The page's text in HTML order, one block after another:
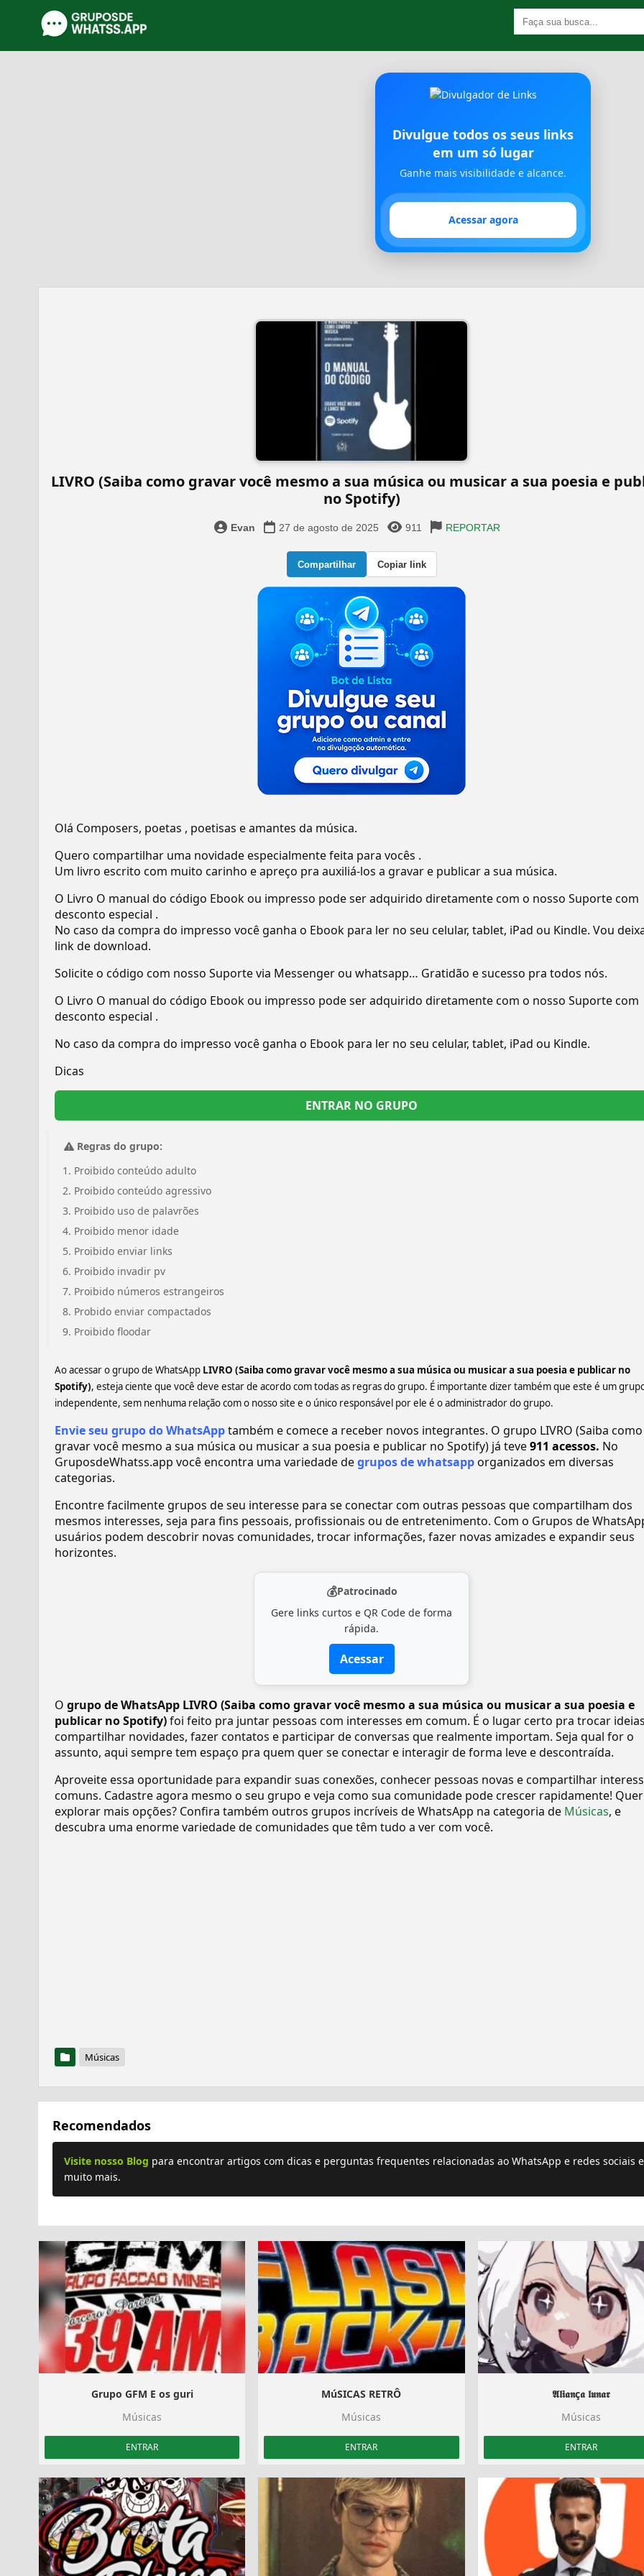
Divulgue todos os seus links
em um só lugar
Ganhe mais visibilidade e alcance.
Acessar agora
LIVRO (Saiba como gravar você mesmo a sua música ou musicar a sua poesia e
no Spotify)
Evan 27 de agosto de 2025 911 REPORTAR
Compartilhar Copiar link
Olá Composers, poetas , poetisas e amantes da música.
Quero compartilhar uma novidade especialmente feita para vocês .
Um livro escrito com muito carinho e apreço pra auxiliá-los a gravar e publicar a sua música.
O Livro O manual do código Ebook ou impresso pode ser adquirido diretamente com o nosso Suporte com
desconto especial .
No caso da compra do impresso você ganha o Ebook para ler no seu celular, tablet, iPad ou Kindle. Vou
link de download.
Solicite o código com nosso Suporte via Messenger ou whatsapp… Gratidão e sucesso pra todos nós.
O Livro O manual do código Ebook ou impresso pode ser adquirido diretamente com o nosso Suporte com
desconto especial .
No caso da compra do impresso você ganha o Ebook para ler no seu celular, tablet, iPad ou Kindle.
Dicas
ENTRAR NO GRUPO
Regras do grupo:
Proibido conteúdo adulto
Proibido conteúdo agressivo
Proibido uso de palavrões
Proibido menor idade
Proibido enviar links
Proibido invadir pv
Proibido números estrangeiros
Probido enviar compactados
Proibido floodar
Ao acessar o grupo de WhatsApp LIVRO (Saiba como gravar você mesmo a sua música ou musicar a sua poesia e publicar no
Spotify), esteja ciente que você deve estar de acordo com todas as regras do grupo. É importante dizer também que este é um
independente, sem nenhuma relação com o nosso site e o único responsável por ele é o administrador do grupo.
Envie seu grupo do WhatsApptambém e comece a receber novos integrantes. O grupo LIVRO (Saiba como
gravar você mesmo a sua música ou musicar a sua poesia e publicar no Spotify) já teve911 acessos. No
GruposdeWhatss.app você encontra uma variedade degrupos de whatsapporganizados em diversas
categorias.
Encontre facilmente grupos de seu interesse para se conectar com outras pessoas que compartilham dos
mesmos interesses, seja para fins pessoais, profissionais ou de entretenimento. Com o Grupos de
usuários podem descobrir novas comunidades, trocar informações, fazer novas amizades e expandir seus
horizontes.
💰Patrocinado
Gere links curtos e QR Code de forma
rápida.
Acessar
O grupo de WhatsApp LIVRO (Saiba como gravar você mesmo a sua música ou musicar a sua poesia e
publicar no Spotify)foi feito pra juntar pessoas com interesses em comum. É o lugar certo pra trocar
compartilhar novidades, fazer contatos e participar de conversas que realmente importam. Seja qual for o
assunto, aqui sempre tem espaço pra quem quer se conectar e interagir de forma leve e descontraída.
Aproveite essa oportunidade para expandir suas conexões, conhecer pessoas novas e compartilhar
comuns. Cadastre agora mesmo o seu grupo e veja como sua comunidade pode crescer rapidamente! Quer
explorar mais opções? Confira também outros grupos incríveis de WhatsApp na categoria de Músicas, e
descubra uma enorme variedade de comunidades que têm tudo a ver com você.
Músicas
Recomendados
Visite nosso Blog para encontrar artigos com dicas e perguntas frequentes relacionadas ao WhatsApp e redes sociais e
muito mais.
Grupo GFM E os guri
Músicas
ENTRAR
MúSICAS RETRÔ
Músicas
ENTRAR
𝕬𝖑𝖎𝖆𝖓ç𝖆 𝖑𝖚𝖓𝖆𝖗
Músicas
ENTRAR